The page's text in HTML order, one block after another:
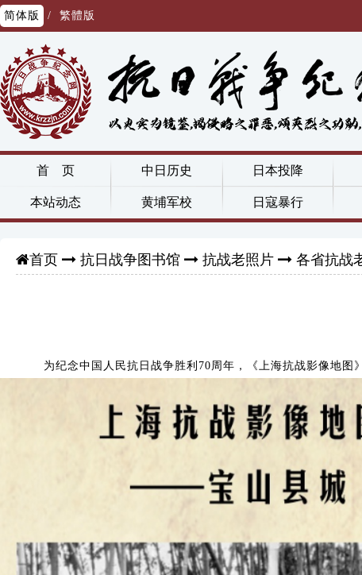
简体版 / 繁體版
首 页 中日历史 日本投降
本站动态 黄埔军校 日寇暴行
首页 抗日战争图书馆 抗战老照片 各省抗战
为纪念中国人民抗日战争胜利70周年，《上海抗战影像地图